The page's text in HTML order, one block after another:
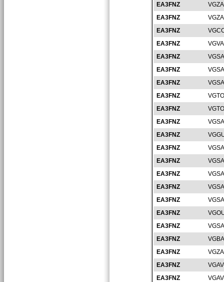
EA3FNZ
EA3FNZ
EA3FNZ
EA3FNZ
EA3FNZ
EA3FNZ
EA3FNZ
EA3FNZ
EA3FNZ
EA3FNZ
EA3FNZ
EA3FNZ
EA3FNZ
EA3FNZ
EA3FNZ
EA3FNZ
EA3FNZ
EA3FNZ
EA3FNZ
EA3FNZ
EA3FNZ
EA3FNZ